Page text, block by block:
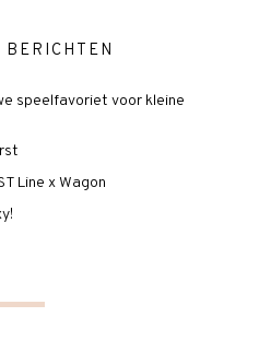
BERICHTEN
speelfavoriet voor kleine
Line x Wagon